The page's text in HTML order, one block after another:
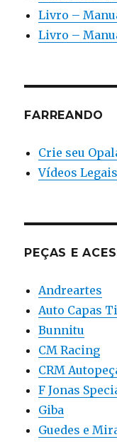
Livro –
Livro –
FARREANDO
Crie seu
Vídeos Legais
PEÇAS E
Andreartes
Auto Capas
Bunnitu
CM Racing
CRM
F Jonas
Giba
Guedes e